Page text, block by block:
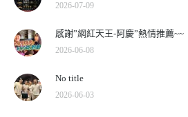
2026-07-09
感謝”網紅天王-阿慶”熱情推薦~~
2026-06-08
No title
2026-06-03